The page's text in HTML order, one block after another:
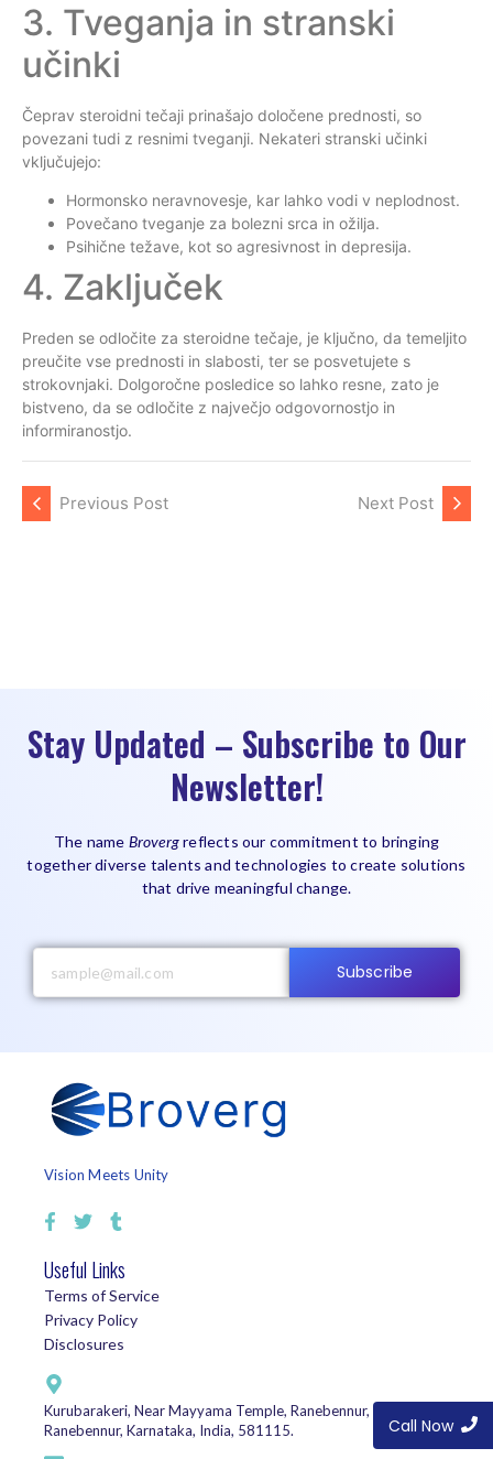
3. Tveganja in stranski
učinki
Čeprav steroidni tečaji prinašajo določene prednosti, so
povezani tudi z resnimi tveganji. Nekateri stranski učinki
vključujejo:
Hormonsko neravnovesje, kar lahko vodi v neplodnost.
Povečano tveganje za bolezni srca in ožilja.
Psihične težave, kot so agresivnost in depresija.
4. Zaključek
Preden se odločite za steroidne tečaje, je ključno, da temeljito
preučite vse prednosti in slabosti, ter se posvetujete s
strokovnjaki. Dolgoročne posledice so lahko resne, zato je
bistveno, da se odločite z največjo odgovornostjo in
informiranostjo.
Previous Post Next Post
Stay Updated – Subscribe to Our
Newsletter!
The name Brovergreflects our commitment to bringing
together diverse talents and technologies to create solutions
that drive meaningful change.
Subscribe
Vision Meets Unity
Useful Links
Terms of Service
Privacy Policy
Disclosures
Kurubarakeri, Near Mayyama Temple, Ranebennur, Haveri,
Ranebennur, Karnataka, India, 581115.
Call Now